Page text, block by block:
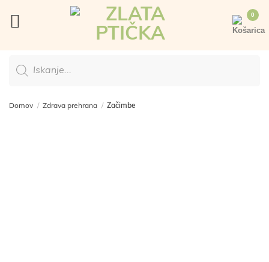
search
Domov / Zdrava prehrana / Začimbe